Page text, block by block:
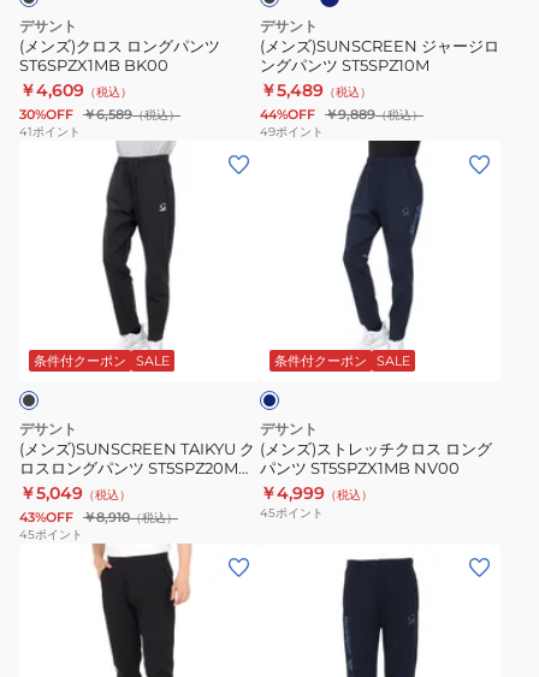
パ
ン
ツ
ST6SPZX1MB
BK00
デサント
(メンズ)クロス ロングパンツ
ST6SPZX1MB BK00
￥4,609 （税込）
30%OFF ￥6,589（税込）
41ポイント
グ
パ
ン
ツ
ST5SPZ10M
デサント
(メンズ)SUNSCREEN ジャージロ
ングパンツ ST5SPZ10M
￥5,489 （税込）
44%OFF ￥9,889（税込）
49ポイント
ズ)SUNSCREEN
ロ
ン
グ
パ
ン
ツ
ST5SPZ20M
条件付クーポン SALE
デサント
(メンズ)SUNSCREEN TAIKYU ク
ロスロングパンツ ST5SPZ20M
BK00
￥5,049 （税込）
43%OFF ￥8,910（税込）
45ポイント
チ
ク
ロ
ス
ロ
ン
ST5SPZX1MB
条件付クーポン SALE
ネ
イ
ビ
デサント
(メンズ)ストレッチクロス ロング
パンツ ST5SPZX1MB NV00
￥4,999 （税込）
45ポイント